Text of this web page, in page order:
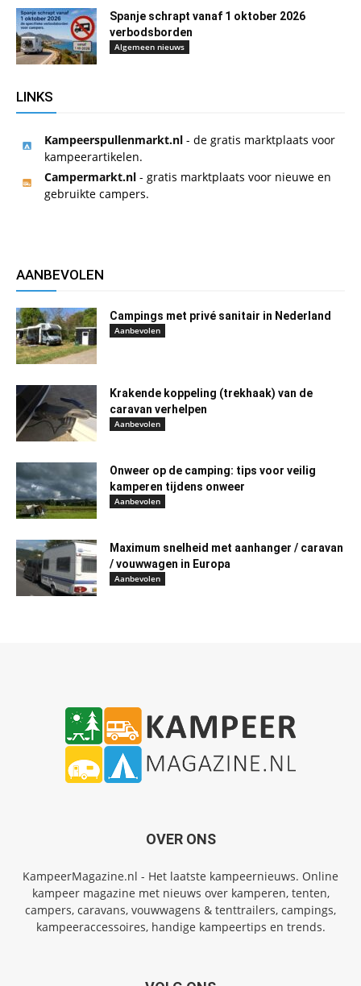
Spanje schrapt vanaf 1 oktober 2026
verbodsborden
Algemeen nieuws
LINKS
Kampeerspullenmarkt.nl - de gratis marktplaats voor
kampeerartikelen.
Campermarkt.nl - gratis marktplaats voor nieuwe en
gebruikte campers.
AANBEVOLEN
Campings met privé sanitair in Nederland
Aanbevolen
Krakende koppeling (trekhaak) van de
caravan verhelpen
Aanbevolen
Onweer op de camping: tips voor veilig
kamperen tijdens onweer
Aanbevolen
Maximum snelheid met aanhanger / caravan
/ vouwwagen in Europa
Aanbevolen
OVER ONS
KampeerMagazine.nl - Het laatste kampeernieuws. Online
kampeer magazine met nieuws over kamperen, tenten,
campers, caravans, vouwwagens & tenttrailers, campings,
kampeeraccessoires, handige kampeertips en trends.